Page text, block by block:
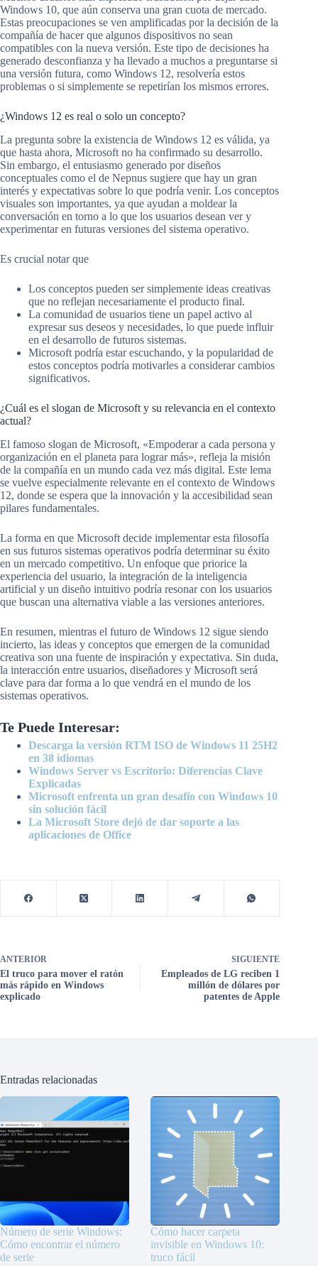
Windows 10, que aún conserva una gran cuota de mercado.
Estas preocupaciones se ven amplificadas por la decisión de la
compañía de hacer que algunos dispositivos no sean
compatibles con la nueva versión. Este tipo de decisiones ha
generado desconfianza y ha llevado a muchos a preguntarse si
una versión futura, como Windows 12, resolvería estos
problemas o si simplemente se repetirían los mismos errores.
¿Windows 12 es real o solo un concepto?
La pregunta sobre la existencia de Windows 12 es válida, ya
que hasta ahora, Microsoft no ha confirmado su desarrollo.
Sin embargo, el entusiasmo generado por diseños
conceptuales como el de Nepnus sugiere que hay un gran
interés y expectativas sobre lo que podría venir. Los conceptos
visuales son importantes, ya que ayudan a moldear la
conversación en torno a lo que los usuarios desean ver y
experimentar en futuras versiones del sistema operativo.
Es crucial notar que
Los conceptos pueden ser simplemente ideas creativas
que no reflejan necesariamente el producto final.
La comunidad de usuarios tiene un papel activo al
expresar sus deseos y necesidades, lo que puede influir
en el desarrollo de futuros sistemas.
Microsoft podría estar escuchando, y la popularidad de
estos conceptos podría motivarles a considerar cambios
significativos.
¿Cuál es el slogan de Microsoft y su relevancia en el contexto
actual?
El famoso slogan de Microsoft, «Empoderar a cada persona y
organización en el planeta para lograr más», refleja la misión
de la compañía en un mundo cada vez más digital. Este lema
se vuelve especialmente relevante en el contexto de Windows
12, donde se espera que la innovación y la accesibilidad sean
pilares fundamentales.
La forma en que Microsoft decide implementar esta filosofía
en sus futuros sistemas operativos podría determinar su éxito
en un mercado competitivo. Un enfoque que priorice la
experiencia del usuario, la integración de la inteligencia
artificial y un diseño intuitivo podría resonar con los usuarios
que buscan una alternativa viable a las versiones anteriores.
En resumen, mientras el futuro de Windows 12 sigue siendo
incierto, las ideas y conceptos que emergen de la comunidad
creativa son una fuente de inspiración y expectativa. Sin duda,
la interacción entre usuarios, diseñadores y Microsoft será
clave para dar forma a lo que vendrá en el mundo de los
sistemas operativos.
Te Puede Interesar:
Descarga la versión RTM ISO de Windows 11 25H2
en 38 idiomas
Windows Server vs Escritorio: Diferencias Clave
Explicadas
Microsoft enfrenta un gran desafío con Windows 10
sin solución fácil
La Microsoft Store dejó de dar soporte a las
aplicaciones de Office
ANTERIOR
El truco para mover el ratón
más rápido en Windows
explicado
SIGUIENTE
Empleados de LG reciben 1
millón de dólares por
patentes de Apple
Entradas relacionadas
Número de serie Windows:
Cómo encontrar el número
de serie
Cómo hacer carpeta
invisible en Windows 10:
truco fácil